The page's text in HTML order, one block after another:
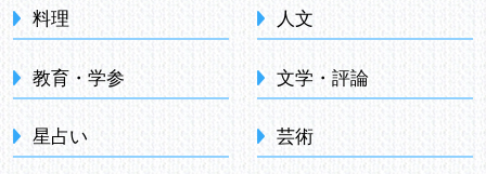
料理
教育・学参
星占い
人文
文学・評論
芸術